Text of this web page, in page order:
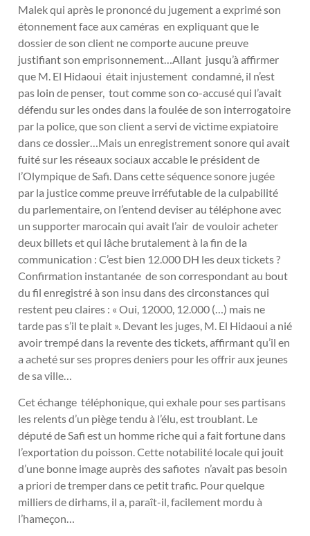
Malek qui après le prononcé du jugement a exprimé son
étonnement face aux caméras en expliquant que le
dossier de son client ne comporte aucune preuve
justifiant son emprisonnement…Allant jusqu’à affirmer
que M. El Hidaoui était injustement condamné, il n’est
pas loin de penser, tout comme son co-accusé qui l’avait
défendu sur les ondes dans la foulée de son interrogatoire
par la police, que son client a servi de victime expiatoire
dans ce dossier…Mais un enregistrement sonore qui avait
fuité sur les réseaux sociaux accable le président de
l’Olympique de Safi. Dans cette séquence sonore jugée
par la justice comme preuve irréfutable de la culpabilité
du parlementaire, on l’entend deviser au téléphone avec
un supporter marocain qui avait l’air de vouloir acheter
deux billets et qui lâche brutalement à la fin de la
communication : C’est bien 12.000 DH les deux tickets ?
Confirmation instantanée de son correspondant au bout
du fil enregistré à son insu dans des circonstances qui
restent peu claires : « Oui, 12000, 12.000 (…) mais ne
tarde pas s’il te plait ». Devant les juges, M. El Hidaoui a nié
avoir trempé dans la revente des tickets, affirmant qu’il en
a acheté sur ses propres deniers pour les offrir aux jeunes
de sa ville…
Cet échange téléphonique, qui exhale pour ses partisans
les relents d’un piège tendu à l’élu, est troublant. Le
député de Safi est un homme riche qui a fait fortune dans
l’exportation du poisson. Cette notabilité locale qui jouit
d’une bonne image auprès des safiotes n’avait pas besoin
a priori de tremper dans ce petit trafic. Pour quelque
milliers de dirhams, il a, paraît-il, facilement mordu à
l’hameçon…